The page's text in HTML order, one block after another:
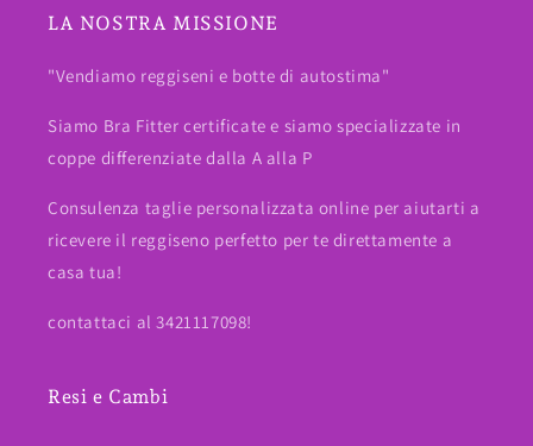
LA NOSTRA MISSIONE
"Vendiamo reggiseni e botte di autostima"
Siamo Bra Fitter certificate e siamo specializzate in
coppe differenziate dalla A alla P
Consulenza taglie personalizzata online per aiutarti a
ricevere il reggiseno perfetto per te direttamente a
casa tua!
contattaci al 3421117098!
Resi e Cambi